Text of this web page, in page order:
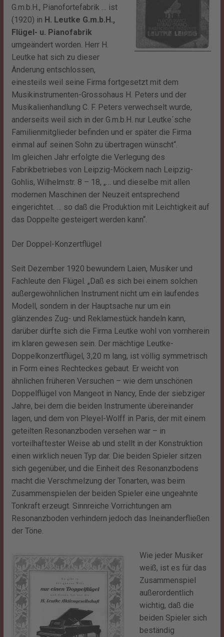
G.m.b.H., Pianofortefabrik … ist
(1920) in H. Leutke G.m.b.H.,
Flügel- u. Pianofabrik
umgeändert worden. Herr H.
Leutke hat sich zu dieser
Änderung entschlossen,
einesteils weil seine Firma fortgesetzt mit dem
Musikinstrumenten-Grossohaus H. Peters und der
Musikalienhandlung C. F. Peters verwechselt wurde,
anderseits weil sich in der G.m.b.H. nur Leutke´sche
Familienmitglieder befinden und er später die Firma
einmal auf seinen Sohn zu übertragen wünscht“.
Im gleichen Jahr erfolgte die Verlegung des
Fabrikbetriebes von Leipzig-Möckern nach Leipzig-
Gohlis, Wilhelmstr. 8 – 18, „… und dieselbe mit allen
modernen Maschinen der Neuzeit entsprechend
eingerichtet. … so daß die Produktion mit Leichtigkeit auf
das Doppelte gesteigert werden kann“.
Der Doppel-Konzertflügel
Seit Dezember 1920 bewundern Laien, Musiker und
Fachleute den Flügel. „Daß es sich bei einem solchen
außergewöhnlichen Instrument nicht um ein laufendes
Modell, sondern in der Hauptsache nur um ein
glänzendes Zug- und Reklamestück handeln kann,
darüber dürfte sich die Firma Leutke wohl von vornherein
im klaren gewesen sein. Der mächtige Leutke-
Doppelkonzertflügel, 3,20 m lang, ist völlig symmetrisch
in Form eines Rechteckes gebaut. Er weicht von
ähnlichen früheren Versuchen – wie dem unschönen
Doppelflügel von Mangeot in Nancy, Ende der siebziger
Jahre, bei dem die beiden Instrumente übereinander
lagen, und dem von Pleyel-Wolff in Paris, der mit einem
geteilten Resonanzboden versehen war – in
vorteilhaftester Weise ab und stellt in der Konstruktion
einen wirklich neuen Typ dar. Die beiden Spieler sitzen
sich gegenüber, und die Einheit des Resonanzbodens
macht die Verschmelzung der Tonarten, was beim
Zusammenspielen der beiden Spieler eine ungeahnte
Tonkraft erzeugt. Sinnreiche Vorrichtungen am
Resonanzboden verhindern jedoch das Ineinanderfließen
der Töne.
Wie jeder Musiker
weiß, ist es für das
Zusammenspiel
außerordentlich
wichtig, daß die
beiden Spieler sich
beständig